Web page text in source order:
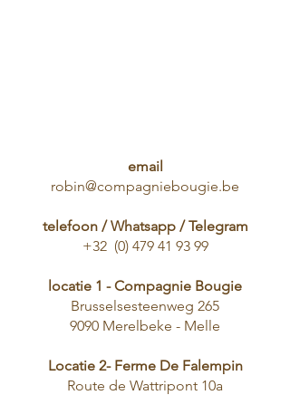
email
robin@compagniebougie.be
telefoon / Whatsapp / Telegram
+32 (0) 479 41 93 99
locatie 1 - Compagnie Bougie
Brusselsesteenweg 265
9090 Merelbeke - Melle
Locatie 2- Ferme De Falempin
Route de Wattripont 10a